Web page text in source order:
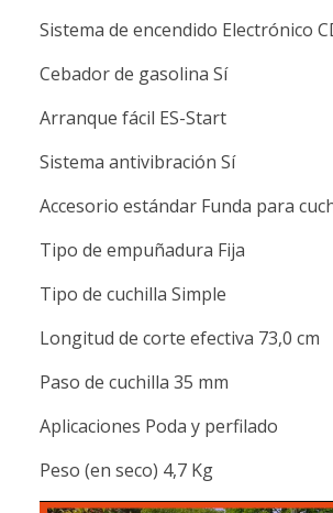
Sistema de encendido Electrónico
Cebador de gasolina Sí
Arranque fácil ES-Start
Sistema antivibración Sí
Accesorio estándar Funda para
Tipo de empuñadura Fija
Tipo de cuchilla Simple
Longitud de corte efectiva 73,0 cm
Paso de cuchilla 35 mm
Aplicaciones Poda y perfilado
Peso (en seco) 4,7 Kg